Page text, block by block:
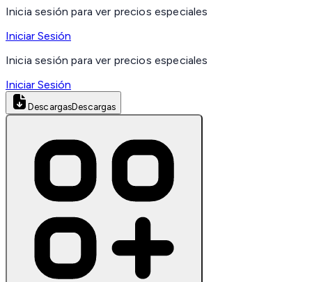
Inicia sesión para ver precios especiales
Iniciar Sesión
Inicia sesión para ver precios especiales
Iniciar Sesión
DescargasDescargas